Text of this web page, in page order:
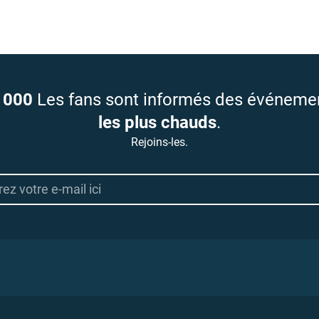
Les fans sont informés des
les plus chauds.
Rejoins-les.